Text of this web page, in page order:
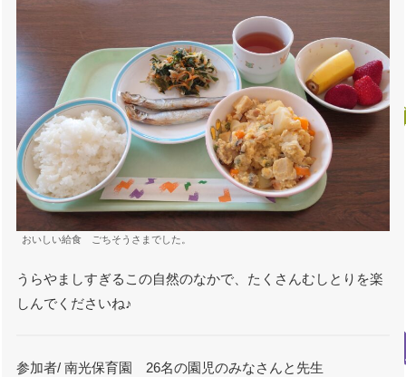
おいしい給食 ごちそうさまでした。
うらやましすぎるこの自然のなかで、たくさんむしとりを楽
しんでくださいね♪
参加者/ 南光保育園 26名の園児のみなさんと先生